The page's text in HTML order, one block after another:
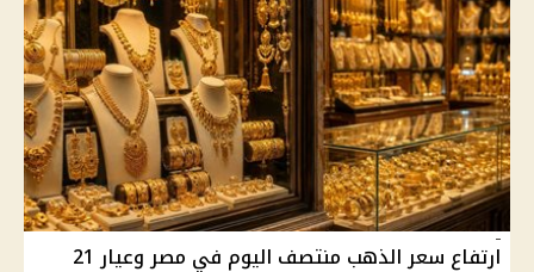
ارتفاع سعر الذهب منتصف اليوم في مصر وعيار 21